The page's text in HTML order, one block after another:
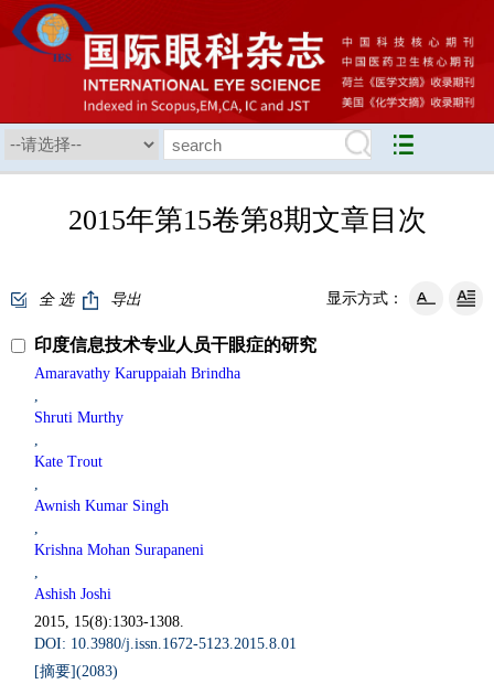
2015年第15卷第8期文章目次
全 选 导出 显示方式：
印度信息技术专业人员干眼症的研究
Amaravathy Karuppaiah Brindha
,
Shruti Murthy
,
Kate Trout
,
Awnish Kumar Singh
,
Krishna Mohan Surapaneni
,
Ashish Joshi
2015, 15(8):1303-1308.
DOI: 10.3980/j.issn.1672-5123.2015.8.01
[摘要](2083)